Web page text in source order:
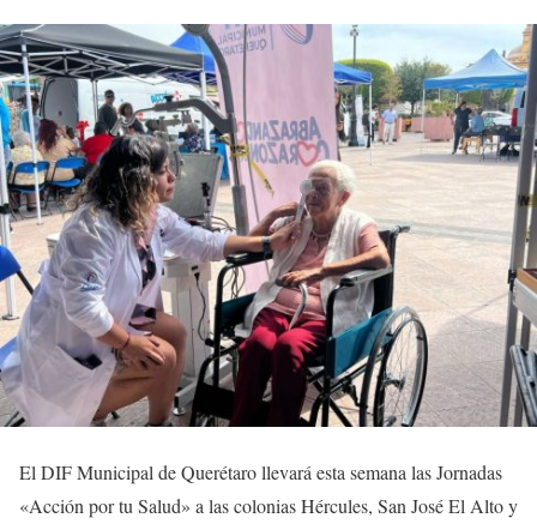
El DIF Municipal de Querétaro llevará esta semana las Jornadas
«Acción por tu Salud» a las colonias Hércules, San José El Alto y